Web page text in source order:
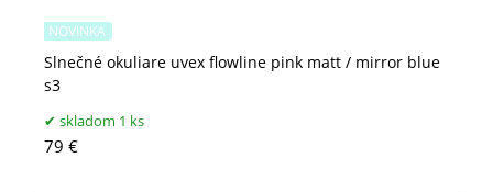
Slnečné okuliare uvex flowline pink matt / mirror blue
s3
NOVINKA
skladom 1 ks
79 €